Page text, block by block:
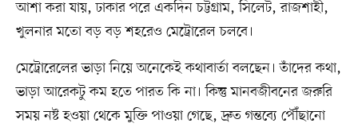
আশা করা যায়, ঢাকার পরে একদিন চট্টগ্রাম, সিলেট, রাজশাহী,
খুলনার মতো বড় বড় শহরেও মেট্রোরেল চলবে।
মেট্রোরেলের ভাড়া নিয়ে অনেকেই কথাবার্তা বলছেন। তাঁদের কথা,
ভাড়া আরেকটু কম হতে পারত কি না। কিন্তু মানবজীবনের জরুরি
সময় নষ্ট হওয়া থেকে মুক্তি পাওয়া গেছে, দ্রুত গন্তব্যে পৌঁছানো